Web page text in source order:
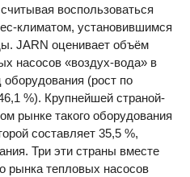
воспользоваться
климатом, установившимся
JARN оценивает объём
насосов «воздух-вода» в
(рост по
%). Крупнейшей страной-
рынке такого оборудования
составляет 35,5 %,
Три эти страны вместе
рынка тепловых насосов